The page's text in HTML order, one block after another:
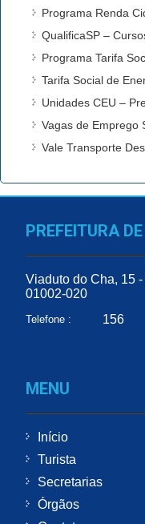
Programa Renda
QualificaSP –
Programa Tarifa
Tarifa Social de
Unidades CEU –
Vagas de Emprego
Vale Transporte
PREFEITURA
Viaduto do Cha, 15
01002-020
Telefone : 156
MENU
Início
Turista
Secretarias
Órgãos